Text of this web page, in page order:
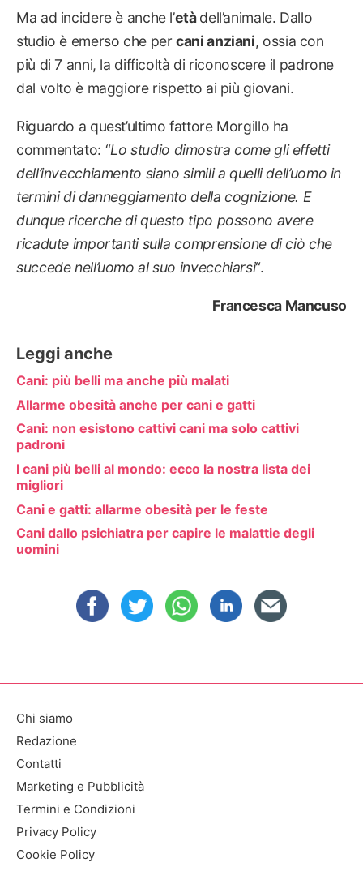
Ma ad incidere è anche l’etàdell’animale. Dallo
studio è emerso che percani anziani, ossia con
più di 7 anni, la difficoltà di riconoscere il padrone
dal volto è maggiore rispetto ai più giovani.
Riguardo a quest’ultimo fattore Morgillo ha
commentato: “Lo studio dimostra come gli effetti
dell’invecchiamento siano simili a quelli dell’uomo in
termini di danneggiamento della cognizione. E
dunque ricerche di questo tipo possono avere
ricadute importanti sulla comprensione di ciò che
succede nell’uomo al suo invecchiarsi“.
Francesca Mancuso
Leggi anche
Cani: più belli ma anche più malati
Allarme obesità anche per cani e gatti
Cani: non esistono cattivi cani ma solo cattivi
padroni
I cani più belli al mondo: ecco la nostra lista dei
migliori
Cani e gatti: allarme obesità per le feste
Cani dallo psichiatra per capire le malattie degli
uomini
Chi siamo
Redazione
Contatti
Marketing e Pubblicità
Termini e Condizioni
Privacy Policy
Cookie Policy